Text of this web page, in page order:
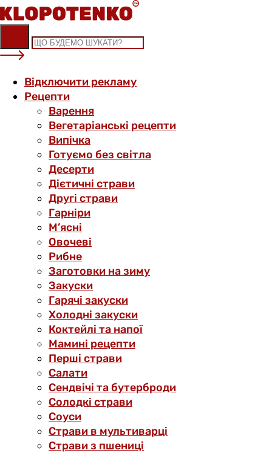
Skip
to
content
Відключити рекламу
Рецепти
Варення
Вегетаріанські рецепти
Випічка
Готуємо без світла
Десерти
Дієтичні страви
Другі страви
Гарніри
М’ясні
Овочеві
Рибне
Заготовки на зиму
Закуски
Гарячі закуски
Холодні закуски
Коктейлі та напої
Мамині рецепти
Перші страви
Салати
Сендвічі та бутерброди
Солодкі страви
Соуси
Страви в мультиварці
Страви з пшениці